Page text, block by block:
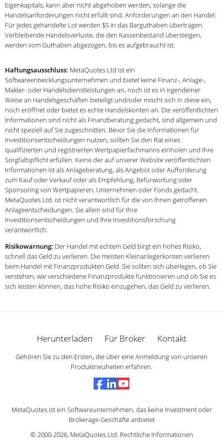
Eigenkapitals, kann aber nicht abgehoben werden, solange die
Handelsanforderungen nicht erfüllt sind. Anforderungen an den Handel:
Für jedes gehandelte Lot werden $5 in das Barguthaben übertragen.
Verbleibende Handelsverluste, die den Kassenbestand übersteigen,
werden vom Guthaben abgezogen, bis es aufgebraucht ist.
Haftungsausschluss: MetaQuotes Ltd ist ein
Softwareentwicklungsunternehmen und bietet keine Finanz-, Anlage-,
Makler- oder Handelsdienstleistungen an, noch ist es in irgendeiner
Weise an Handelsgeschäften beteiligt und/oder mischt sich in diese ein,
noch eröffnet oder bietet es echte Handelskonten an. Die veröffentlichten
Informationen sind nicht als Finanzberatung gedacht, sind allgemein und
nicht speziell auf Sie zugeschnitten. Bevor Sie die Informationen für
Investitionsentscheidungen nutzen, sollten Sie den Rat eines
qualifizierten und registrierten Wertpapierfachmanns einholen und Ihre
Sorgfaltspflicht erfüllen. Keine der auf unserer Website veröffentlichten
Informationen ist als Anlageberatung, als Angebot oder Aufforderung
zum Kauf oder Verkauf oder als Empfehlung, Befürwortung oder
Sponsoring von Wertpapieren, Unternehmen oder Fonds gedacht.
MetaQuotes Ltd. ist nicht verantwortlich für die von Ihnen getroffenen
Anlageentscheidungen. Sie allein sind für Ihre
Investitionsentscheidungen und Ihre Investitionsforschung
verantwortlich.
Risikowarnung: Der Handel mit echtem Geld birgt ein hohes Risiko,
schnell das Geld zu verlieren. Die meisten Kleinanlegerkonten verlieren
beim Handel mit Finanzprodukten Geld. Sie sollten sich überlegen, ob Sie
verstehen, wie verschiedene Finanzprodukte funktionieren und ob Sie es
sich leisten können, das hohe Risiko einzugehen, das Geld zu verlieren.
Herunterladen Für Broker Kontakt
Gehören Sie zu den Ersten, die über eine Anmeldung von unseren
Produktneuheiten erfahren.
MetaQuotes ist ein Softwareunternehmen, das keine Investment oder
Brokerage-Geschäfte anbietet
© 2000-2026, MetaQuotes Ltd. Rechtliche Informationen